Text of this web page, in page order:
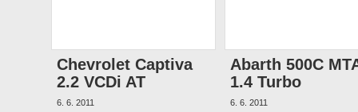
Chevrolet Captiva
2.2 VCDi AT
6. 6. 2011
Abarth 500C
1.4 Turbo
6. 6. 2011